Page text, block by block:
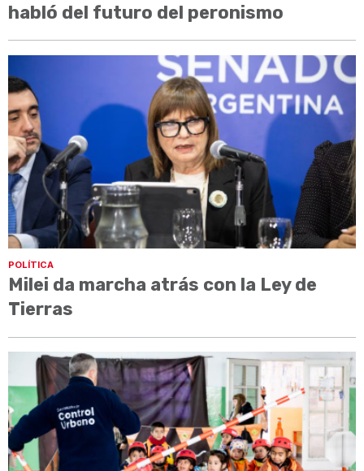
habló del futuro del peronismo
POLÍTICA
Milei da marcha atrás con la Ley de
Tierras